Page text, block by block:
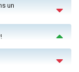
un